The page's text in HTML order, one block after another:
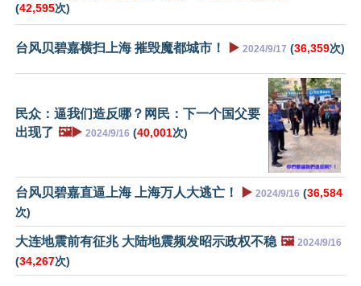
(42,595次)
台风贝碧嘉横扫上海 摧毁魔都城市！ ▶️ 2024/9/17 (36,359次)
民众：逼我们造反哪？网民：下一个国父要
出现了 🖼️▶️ 2024/9/16 (40,001次)
台风贝碧嘉直逼上海 上海万人大逃亡！ ▶️ 2024/9/16 (36,584
次)
大连地震前有征兆 大陆地震频发昭示政权不稳 🖼️ 2024/9/16
(34,267次)